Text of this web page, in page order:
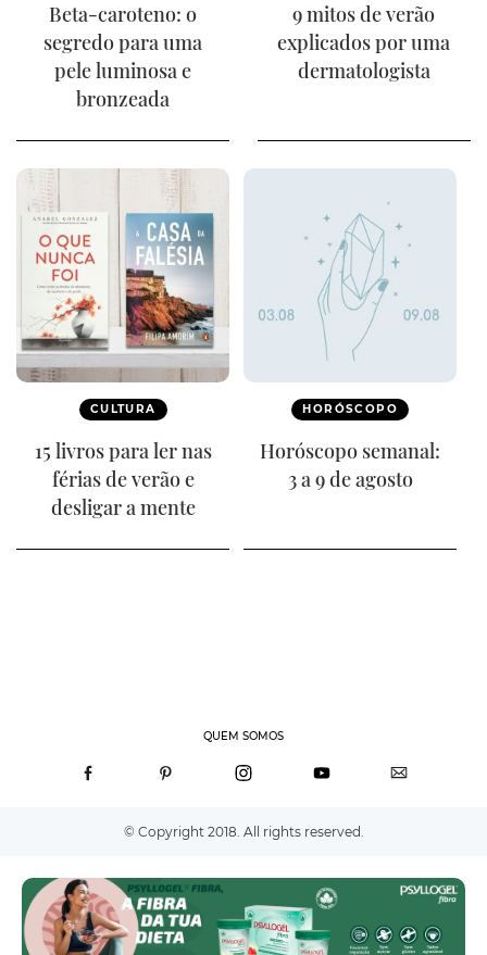
Beta-caroteno: o
segredo para uma
pele luminosa e
bronzeada
9 mitos de verão
explicados por uma
dermatologista
CULTURA
15 livros para ler nas
férias de verão e
desligar a mente
HORÓSCOPO
Horóscopo semanal:
3 a 9 de agosto
QUEM SOMOS
© Copyright 2018. All rights reserved.